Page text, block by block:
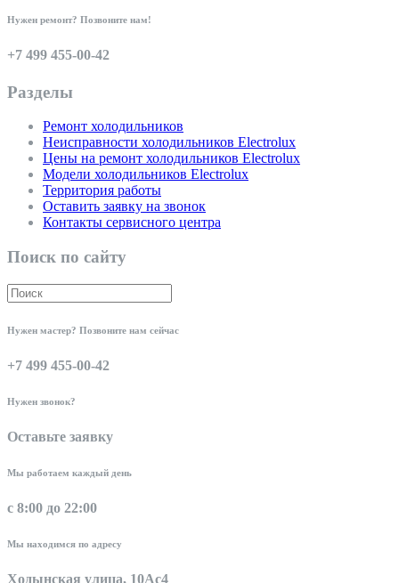
Нужен ремонт? Позвоните нам!
+7 499 455-00-42
Разделы
Ремонт холодильников
Неисправности холодильников Electrolux
Цены на ремонт холодильников Electrolux
Модели холодильников Electrolux
Территория работы
Оставить заявку на звонок
Контакты сервисного центра
Поиск по сайту
Нужен мастер? Позвоните нам сейчас
+7 499 455-00-42
Нужен звонок?
Оставьте заявку
Мы работаем каждый день
с 8:00 до 22:00
Мы находимся по адресу
Ходынская улица, 10Ас4